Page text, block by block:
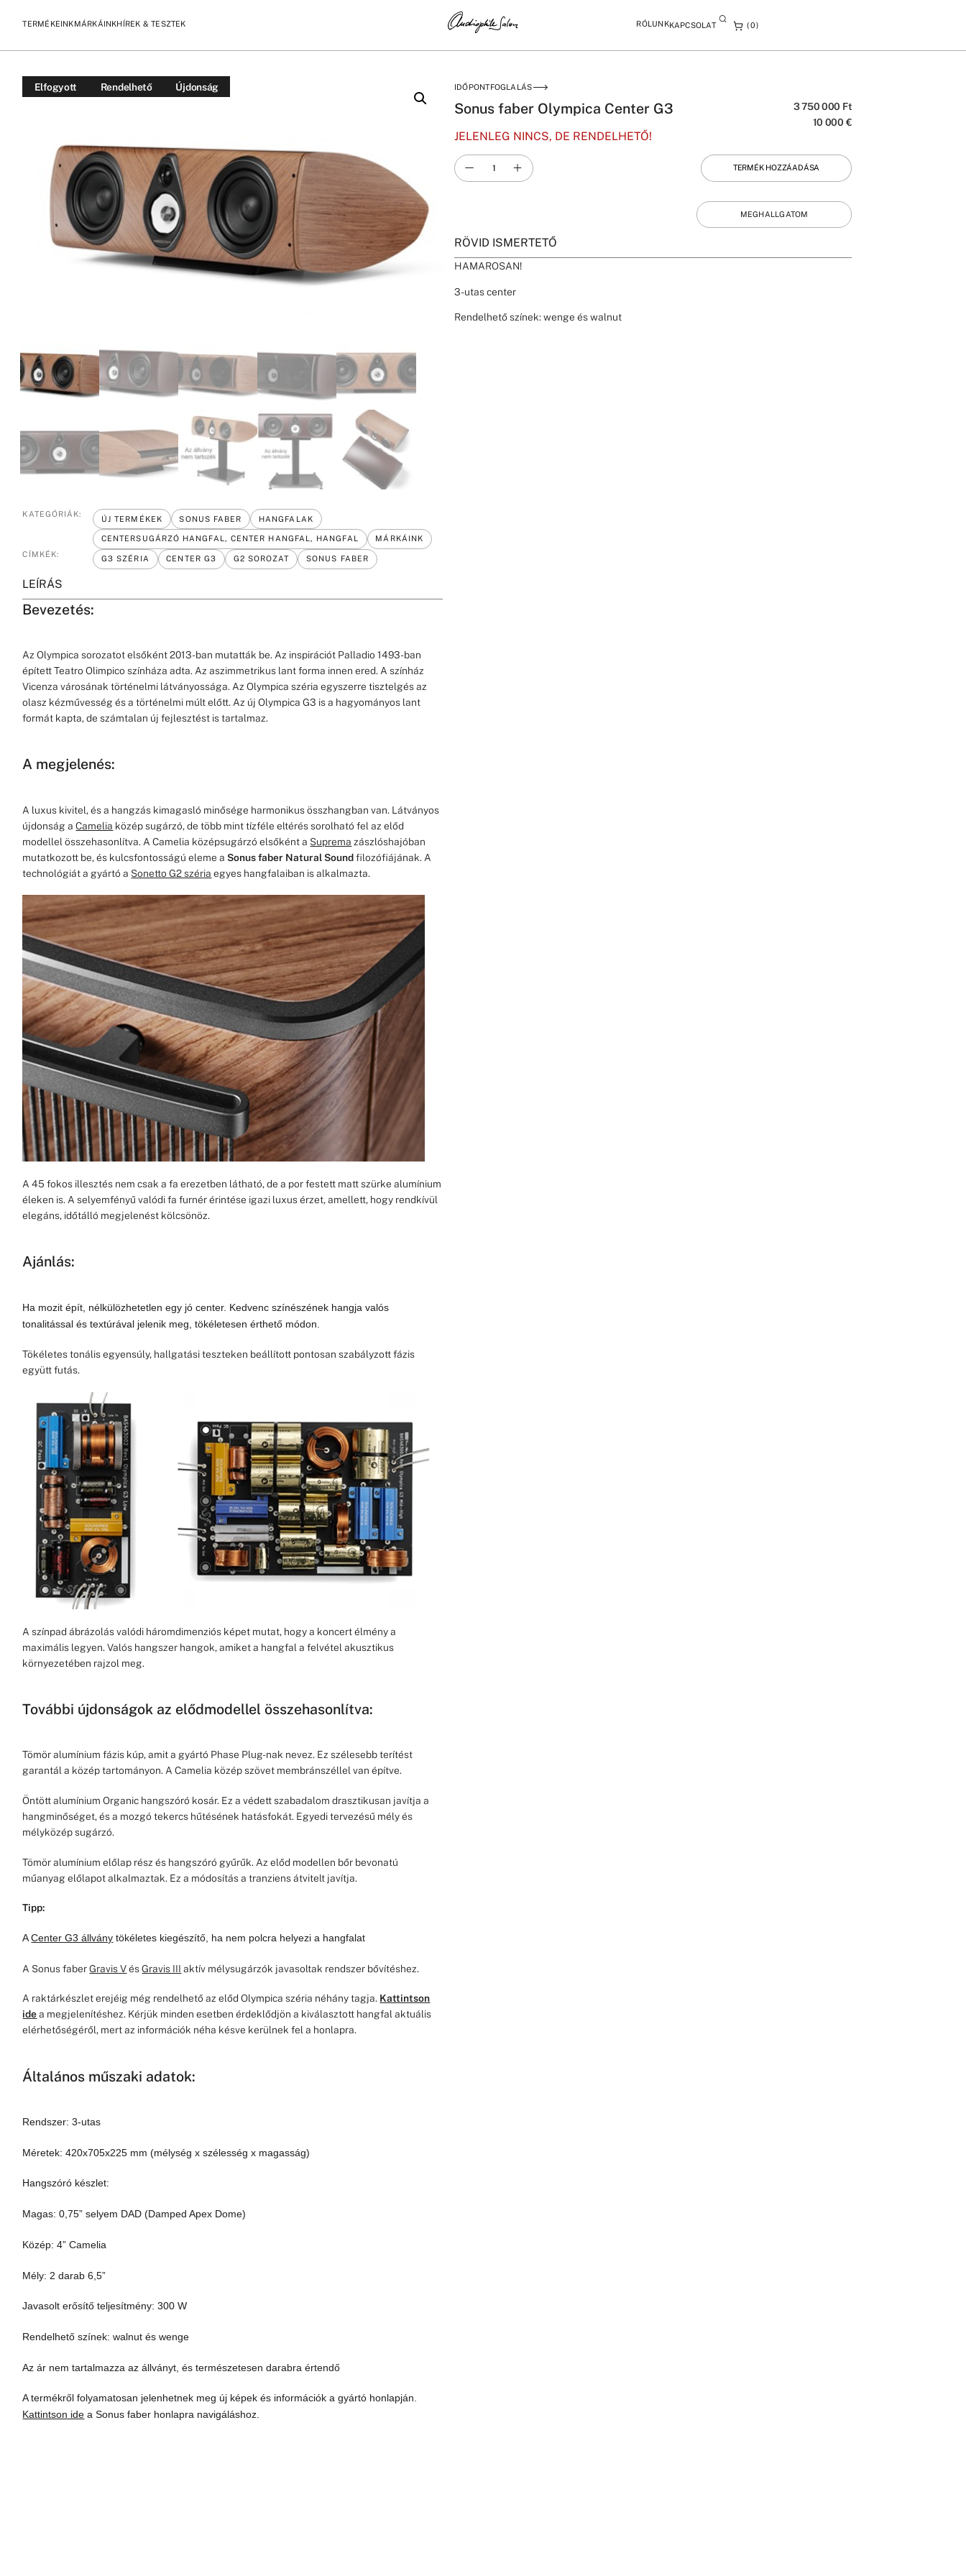
TERMÉKEINKMÁRKÁINKHÍREK & TESZTEK RÓLUNKKAPCSOLAT
0
Elfogyott Rendelhető Újdonság
KATEGÓRIÁK:
ÚJ TERMÉKEK SONUS FABER HANGFALAK
CENTERSUGÁRZÓ HANGFAL, CENTER HANGFAL, HANGFAL
MÁRKÁINK
CÍMKÉK:
G3 SZÉRIA CENTER G3 G2 SOROZAT SONUS FABER
LEÍRÁS
Bevezetés:
Az Olympica sorozatot elsőként 2013-ban mutatták be. Az inspirációt Palladio 1493-ban
épített Teatro Olimpico színháza adta. Az aszimmetrikus lant forma innen ered. A színház
Vicenza városának történelmi látványossága. Az Olympica széria egyszerre tisztelgés az
olasz kézművesség és a történelmi múlt előtt. Az új Olympica G3 is a hagyományos lant
formát kapta, de számtalan új fejlesztést is tartalmaz.
A megjelenés:
A luxus kivitel, és a hangzás kimagasló minősége harmonikus összhangban van. Látványos
újdonság aCamelia közép sugárzó, de több mint tízféle eltérés sorolható fel az előd
modellel összehasonlítva. A Camelia középsugárzó elsőként a Suprema zászlóshajóban
mutatkozott be, és kulcsfontosságú eleme aSonus faber Natural Soundfilozófiájának. A
technológiát a gyártó a Sonetto G2 széria egyes hangfalaiban is alkalmazta.
A 45 fokos illesztés nem csak a fa erezetben látható, de a por festett matt szürke alumínium
éleken is. A selyemfényű valódi fa furnér érintése igazi luxus érzet, amellett, hogy rendkívül
elegáns, időtálló megjelenést kölcsönöz.
Ajánlás:
Ha mozit épít, nélkülözhetetlen egy jó center. Kedvenc színészének hangja valós
tonalitással és textúrával jelenik meg, tökéletesen érthető módon.
Tökéletes tonális egyensúly, hallgatási teszteken beállított pontosan szabályzott fázis
együtt futás.
A színpad ábrázolás valódi háromdimenziós képet mutat, hogy a koncert élmény a
maximális legyen. Valós hangszer hangok, amiket a hangfal a felvétel akusztikus
környezetében rajzol meg.
További újdonságok az elődmodellel összehasonlítva:
Tömör alumínium fázis kúp, amit a gyártó Phase Plug-nak nevez. Ez szélesebb terítést
garantál a közép tartományon. A Camelia közép szövet membránszéllel van építve.
Öntött alumínium Organic hangszóró kosár. Ez a védett szabadalom drasztikusan javítja a
hangminőséget, és a mozgó tekercs hűtésének hatásfokát. Egyedi tervezésű mély és
mélyközép sugárzó.
Tömör alumínium előlap rész és hangszóró gyűrűk. Az előd modellen bőr bevonatú
műanyag előlapot alkalmaztak. Ez a módosítás a tranziens átvitelt javítja.
Tipp:
ACenter G3 állvány tökéletes kiegészítő, ha nem polcra helyezi a hangfalat
A Sonus faberGravis VésGravis III aktív mélysugárzók javasoltak rendszer bővítéshez.
A raktárkészlet erejéig még rendelhető az előd Olympica széria néhány tagja. Kattintson
idea megjelenítéshez. Kérjük minden esetben érdeklődjön a kiválasztott hangfal aktuális
elérhetőségéről, mert az információk néha késve kerülnek fel a honlapra.
Általános műszaki adatok:
Rendszer: 3-utas
Méretek: 420x705x225 mm (mélység x szélesség x magasság)
Hangszóró készlet:
Magas: 0,75” selyem DAD (Damped Apex Dome)
Közép: 4” Camelia
Mély: 2 darab 6,5”
Javasolt erősítő teljesítmény: 300 W
Rendelhető színek: walnut és wenge
Az ár nem tartalmazza az állványt, és természetesen darabra értendő
A termékről folyamatosan jelenhetnek meg új képek és információk a gyártó honlapján.
Kattintson ide a Sonus faber honlapra navigáláshoz.
IDŐPONTFOGLALÁS
Sonus faber Olympica Center G3 3 750 000 Ft
10 000 €
JELENLEG NINCS, DE RENDELHETŐ!
TERMÉK HOZZÁADÁSA
MEGHALLGATOM
RÖVID ISMERTETŐ
HAMAROSAN!
3-utas center
Rendelhető színek: wenge és walnut